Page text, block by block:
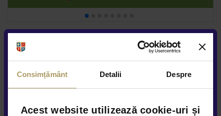
Consimțământ Detalii Despre
Acest website utilizează cookie-uri și